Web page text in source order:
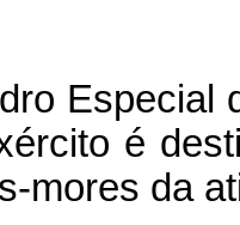
Especial
é
mores da